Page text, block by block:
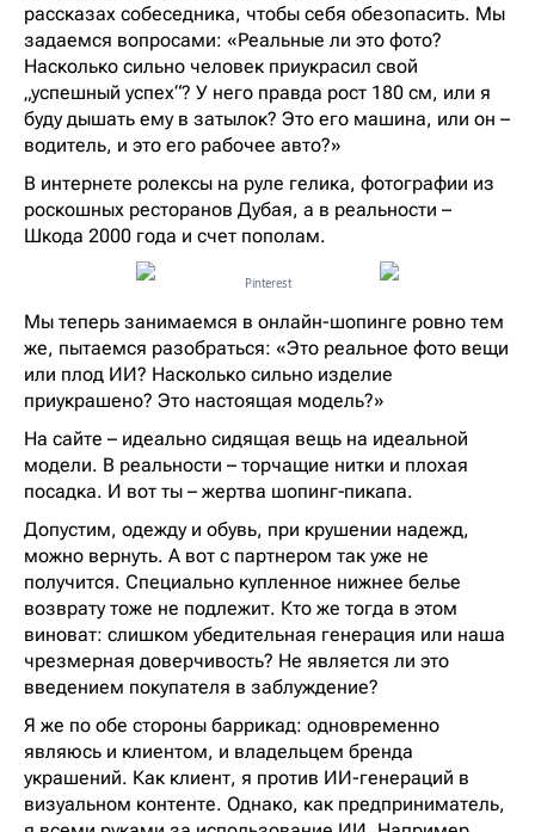
рассказах собеседника, чтобы себя обезопасить. Мы
задаемся вопросами: «Реальные ли это фото?
Насколько сильно человек приукрасил свой
„успешный успех“? У него правда рост 180 см, или я
буду дышать ему в затылок? Это его машина, или он –
водитель, и это его рабочее авто?»
В интернете ролексы на руле гелика, фотографии из
роскошных ресторанов Дубая, а в реальности –
Шкода 2000 года и счет пополам.
Pinterest
Мы теперь занимаемся в онлайн-шопинге ровно тем
же, пытаемся разобраться: «Это реальное фото вещи
или плод ИИ? Насколько сильно изделие
приукрашено? Это настоящая модель?»
На сайте – идеально сидящая вещь на идеальной
модели. В реальности – торчащие нитки и плохая
посадка. И вот ты – жертва шопинг‑пикапа.
Допустим, одежду и обувь, при крушении надежд,
можно вернуть. А вот с партнером так уже не
получится. Специально купленное нижнее белье
возврату тоже не подлежит. Кто же тогда в этом
виноват: слишком убедительная генерация или наша
чрезмерная доверчивость? Не является ли это
введением покупателя в заблуждение?
Я же по обе стороны баррикад: одновременно
являюсь и клиентом, и владельцем бренда
украшений. Как клиент, я против ИИ-генераций в
визуальном контенте. Однако, как предприниматель,